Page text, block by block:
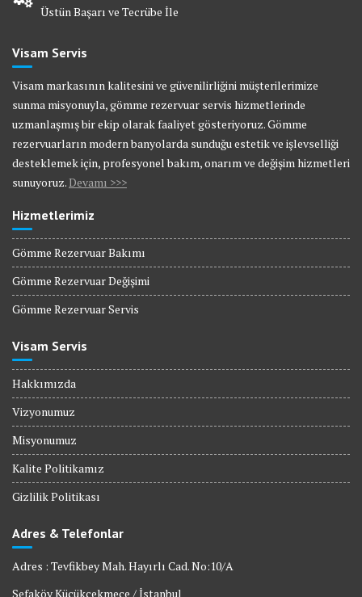
Üstün Başarı ve Tecrübe İle
Visam Servis
Visam markasının kalitesini ve güvenilirliğini müşterilerimize
sunma misyonuyla, gömme rezervuar servis hizmetlerinde
uzmanlaşmış bir ekip olarak faaliyet gösteriyoruz. Gömme
rezervuarların modern banyolarda sunduğu estetik ve işlevselliği
desteklemek için, profesyonel bakım, onarım ve değişim hizmetleri
sunuyoruz. Devamı >>>
Hizmetlerimiz
Gömme Rezervuar Bakımı
Gömme Rezervuar Değişimi
Gömme Rezervuar Servis
Visam Servis
Hakkımızda
Vizyonumuz
Misyonumuz
Kalite Politikamız
Gizlilik Politikası
Adres & Telefonlar
Adres : Tevfikbey Mah. Hayırlı Cad. No:10/A
Sefaköy Küçükçekmece / İstanbul